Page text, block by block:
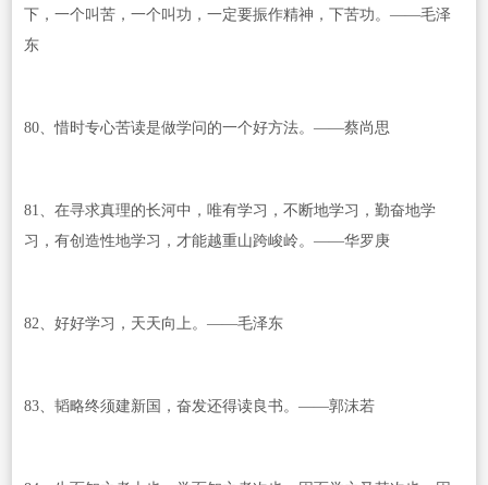
下，一个叫苦，一个叫功，一定要振作精神，下苦功。——毛泽
东
80、惜时专心苦读是做学问的一个好方法。——蔡尚思
81、在寻求真理的长河中，唯有学习，不断地学习，勤奋地学
习，有创造性地学习，才能越重山跨峻岭。——华罗庚
82、好好学习，天天向上。——毛泽东
83、韬略终须建新国，奋发还得读良书。——郭沫若